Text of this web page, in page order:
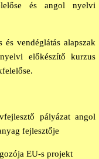
és angol nyelvi
és vendéglátás alapszak
előkészítő kurzus
pályázat angol
fejlesztője
EU-s projekt